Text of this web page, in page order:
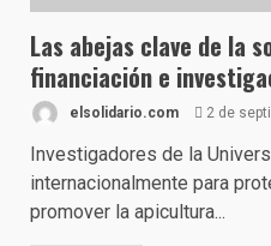
Las abejas clave de la
financiación e
elsolidario.com 2 de
Investigadores de la
internacionalmente para
promover la apicultura...